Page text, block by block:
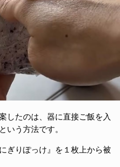
したのは、器に直接ご飯を入
いう方法です。
ぎりぽっけ』を１枚上から被